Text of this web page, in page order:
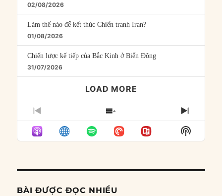
02/08/2026
Làm thế nào để kết thúc Chiến tranh Iran?
01/08/2026
Chiến lược kế tiếp của Bắc Kinh ở Biển Đông
31/07/2026
LOAD MORE
PREVIOUS
EPISODE
SHOW
EPISODES
LIST
NEXT
Show
Podcast
BÀI ĐƯỢC ĐỌC NHIỀU